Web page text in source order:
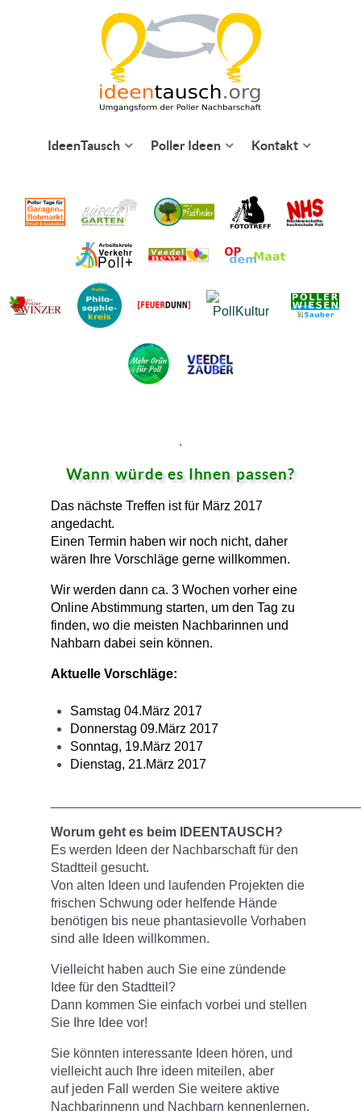
IdeenTausch Poller Ideen Kontakt
.
Wann würde es Ihnen passen?
Das nächste Treffen ist für März 2017
angedacht.
Einen Termin haben wir noch nicht, daher
wären Ihre Vorschläge gerne willkommen.
Wir werden dann ca. 3 Wochen vorher eine
Online Abstimmung starten, um den Tag zu
finden, wo die meisten Nachbarinnen und
Nahbarn dabei sein können.
Aktuelle Vorschläge:
Samstag 04.März 2017
Donnerstag 09.März 2017
Sonntag, 19.März 2017
Dienstag, 21.März 2017
Worum geht es beim IDEENTAUSCH?
Es werden Ideen der Nachbarschaft für den
Stadtteil gesucht.
Von alten Ideen und laufenden Projekten die
frischen Schwung oder helfende Hände
benötigen bis neue phantasievolle Vorhaben
sind alle Ideen willkommen.
Vielleicht haben auch Sie eine zündende
Idee für den Stadtteil?
Dann kommen Sie einfach vorbei und stellen
Sie Ihre Idee vor!
Sie könnten interessante Ideen hören, und
vielleicht auch Ihre ideen miteilen, aber
auf jeden Fall werden Sie weitere aktive
Nachbarinnenn und Nachbarn kennenlernen.